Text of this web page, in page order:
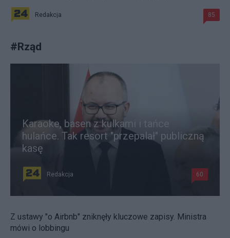
Redakcja 85
#Rząd
Karaoke, basen z kulkami i tańce
hulańce. Tak resort "przepalał" publiczną
kasę
Redakcja 60
Z ustawy "o Airbnb" zniknęły kluczowe zapisy. Ministra
mówi o lobbingu